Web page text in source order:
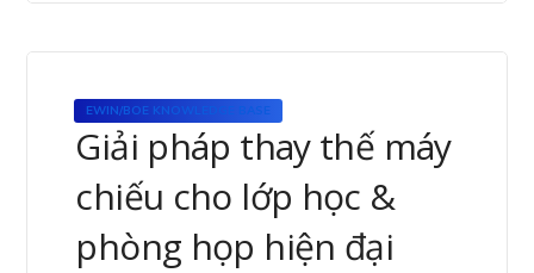
EWIN/BOE KNOWLEDGE BASE
Giải pháp thay thế máy
chiếu cho lớp học &
phòng họp hiện đại